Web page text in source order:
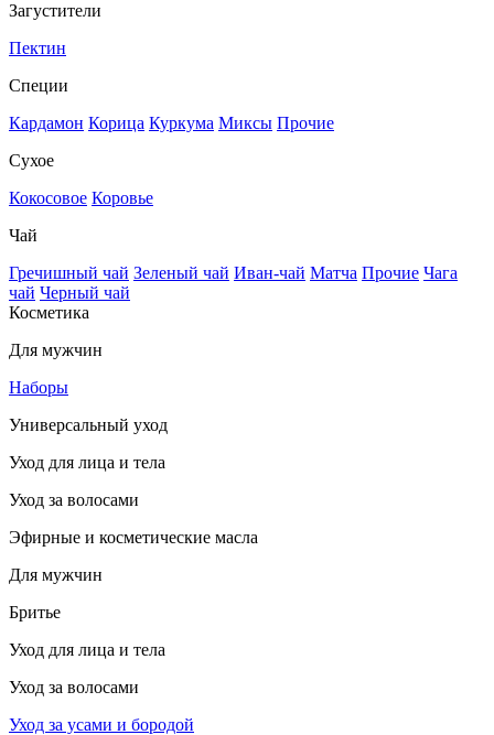
Загустители
Пектин
Специи
Кардамон Корица Куркума Миксы Прочие
Сухое
Кокосовое Коровье
Чай
Гречишный чай Зеленый чай Иван-чай Матча Прочие Чага
чай Черный чай
Косметика
Для мужчин
Наборы
Универсальный уход
Уход для лица и тела
Уход за волосами
Эфирные и косметические масла
Для мужчин
Бритье
Уход для лица и тела
Уход за волосами
Уход за усами и бородой